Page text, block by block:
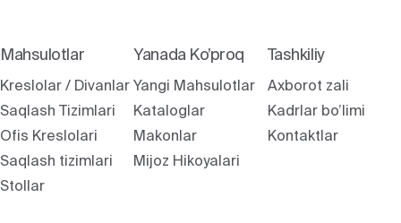
Mahsulotlar
Kreslolar / Divanlar
Saqlash Tizimlari
Ofis Kreslolari
Saqlash tizimlari
Stollar
Yanada Ko’proq
Yangi Mahsulotlar
Kataloglar
Makonlar
Mijoz Hikoyalari
Tashkiliy
Axborot zali
Kadrlar bo’limi
Kontaktlar